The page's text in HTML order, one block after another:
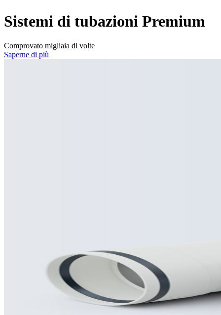
Sistemi di tubazioni Premium
Comprovato migliaia di volte
Saperne di più